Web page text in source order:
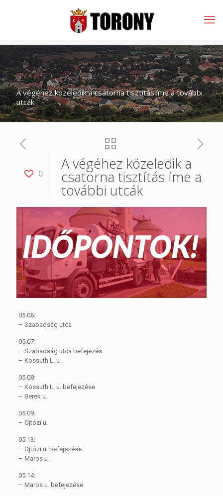
A végéhez közeledik a csatorna tisztítás íme a további
utcák
0
A végéhez közeledik a
csatorna tisztítás íme a
további utcák
05.06:
– Szabadság utca
05.07:
– Szabadság utca befejezés
– Kossuth L. u.
05.08:
– Kossuth L. u. befejezése
– Berek u.
05.09:
– Ojtózi u.
05.13:
– Ojtózi u. befejezése
– Maros u.
05.14:
– Maros u. befejezése